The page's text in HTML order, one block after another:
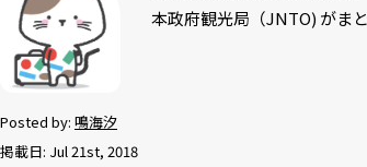
Posted by: 鳴海汐
掲載日: Jul 21st, 2018
本政府観光局（JNTO) がま